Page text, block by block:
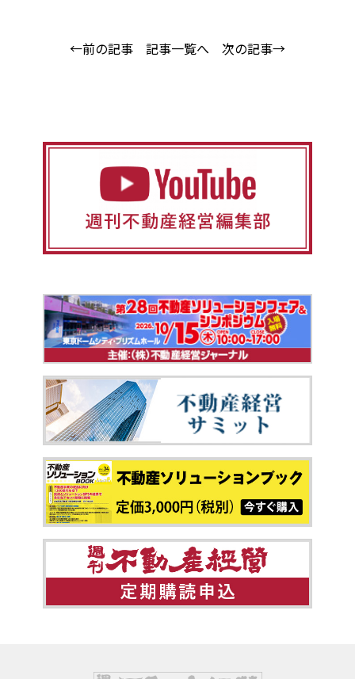
←前の記事 記事一覧へ 次の記事→